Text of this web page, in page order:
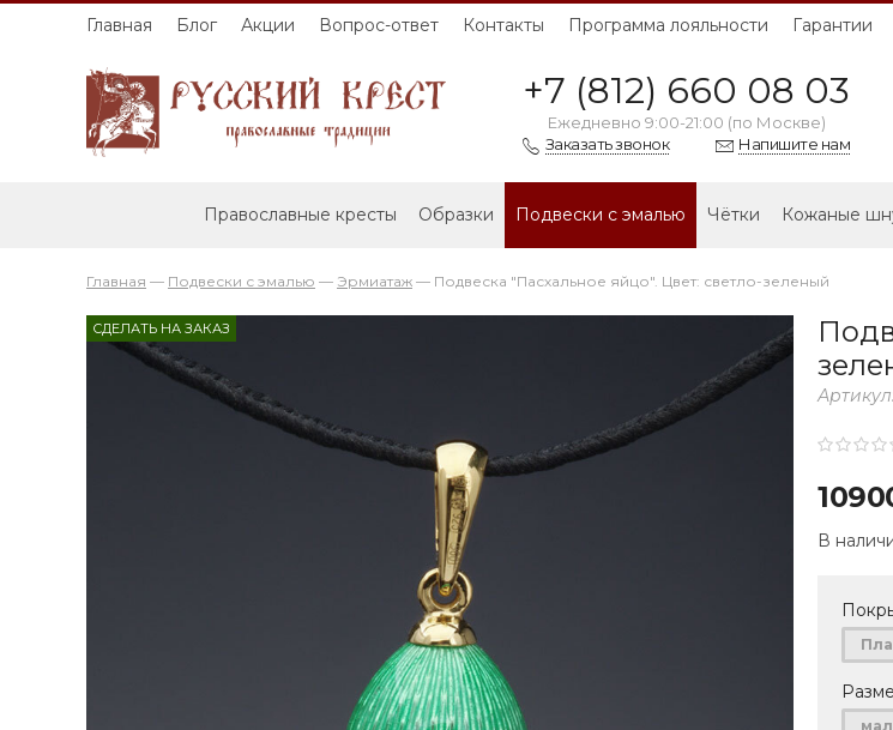
Главная Блог Акции Вопрос-ответ Контакты Программа лояльности Гарантии
+7 (812) 660 08 03
Ежедневно 9:00-21:00 (по Москве)
Заказать звонок
Напишите нам
Православные кресты Образки Подвески с эмалью Чётки Кожаные
Главная — Подвески с эмалью — Эрмиатаж — Подвеска "Пасхальное яйцо". Цвет: светло-зеленый
СДЕЛАТЬ НА ЗАКАЗ
В